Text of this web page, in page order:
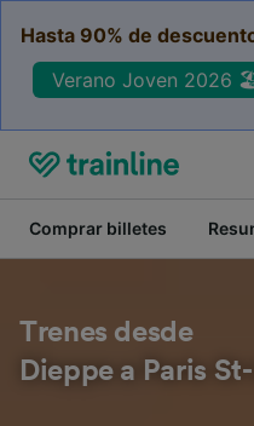
Hasta 90% de
Verano Joven 2026
Comprar billetes
Trenes desde
Dieppe a Paris